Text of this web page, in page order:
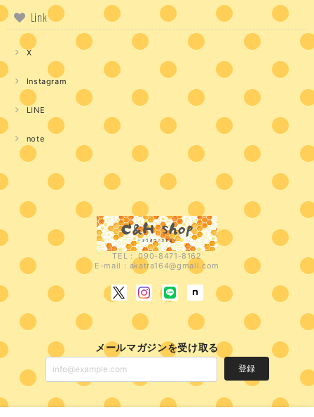
Link
X
Instagram
LINE
note
TEL： 090-8471-8162
E-mail： akatra164@gmail.com
メールマガジンを受け取る
登録